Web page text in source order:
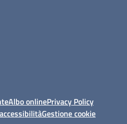
Albo onlinePrivacy Policy
Gestione cookie